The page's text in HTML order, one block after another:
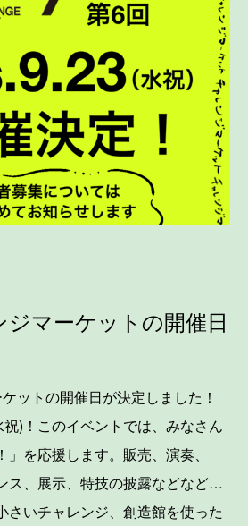
ジマーケットの開催日
ットの開催日が決定しました！
)！このイベントでは、みなさん
を応援します。販売、演奏、
ス、展示、特技の披露などなど…
さいチャレンジ、創造館を使った